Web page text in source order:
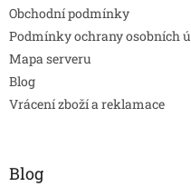
Obchodní podmínky
Podmínky ochrany osobních
Mapa serveru
Blog
Vrácení zboží a reklamace
Blog